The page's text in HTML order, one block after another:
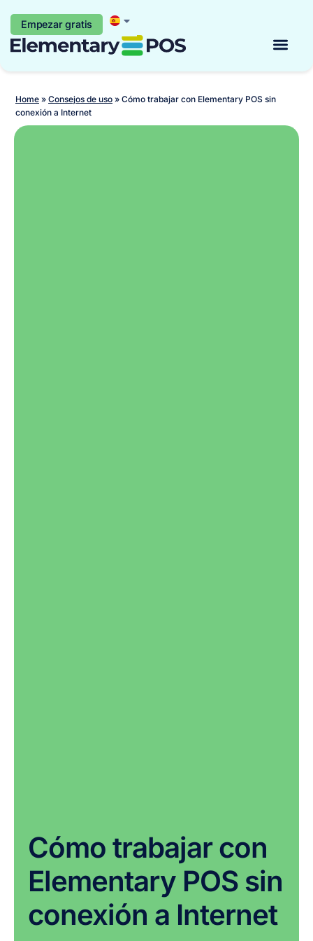
Empezar gratis
Home » Consejos de uso » Cómo trabajar con Elementary POS sin
conexión a Internet
Cómo trabajar con
Elementary POS sin
conexión a Internet